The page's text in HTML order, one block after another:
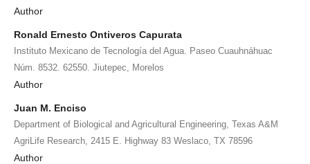
Author
Ronald Ernesto Ontiveros Capurata
Instituto Mexicano de Tecnología del Agua. Paseo Cuauhnáhuac
Núm. 8532. 62550. Jiutepec, Morelos
Author
Juan M. Enciso
Department of Biological and Agricultural Engineering, Texas A&M
AgriLife Research, 2415 E. Highway 83 Weslaco, TX 78596
Author